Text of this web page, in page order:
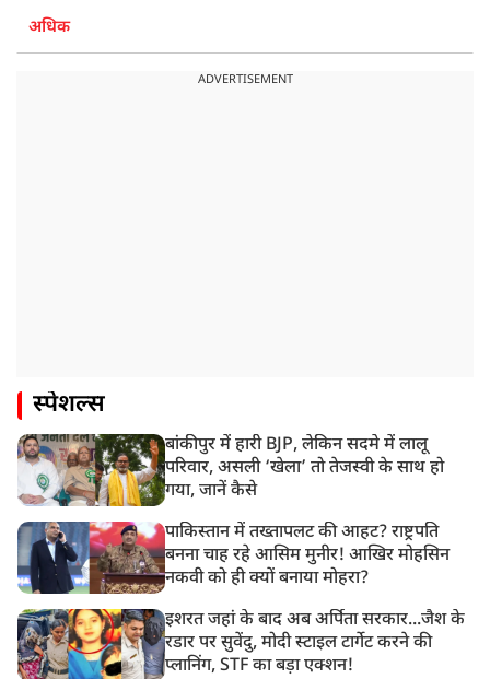
अधिक
ADVERTISEMENT
स्पेशल्स
बांकीपुर में हारी BJP, लेकिन सदमे में लालू
परिवार, असली ‘खेला’ तो तेजस्वी के साथ हो
गया, जानें कैसे
पाकिस्तान में तख्तापलट की आहट? राष्ट्रपति
बनना चाह रहे आसिम मुनीर! आखिर मोहसिन
नकवी को ही क्यों बनाया मोहरा?
इशरत जहां के बाद अब अर्पिता सरकार...जैश के
रडार पर सुवेंदु, मोदी स्टाइल टार्गेट करने की
प्लानिंग, STF का बड़ा एक्शन!